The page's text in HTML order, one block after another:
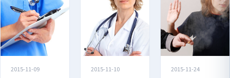
2015-11-09 2015-11-10 2015-11-24